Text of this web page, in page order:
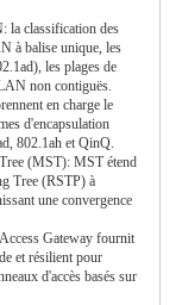
la classification des
à balise unique, les
les plages de
non contiguës.
en charge le
d'encapsulation
802.1ah et QinQ.
(MST): MST étend
Tree (RSTP) à
une convergence
Gateway fournit
et résilient pour
d'accès basés sur